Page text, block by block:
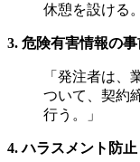
休憩を設ける
3. 危険有害情報の
「発注者は、
ついて、契約
行う。」
4. ハラスメント防